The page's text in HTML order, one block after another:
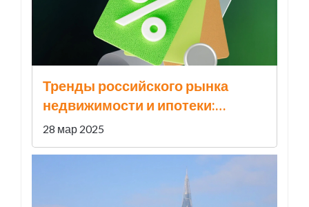
Тренды российского рынка
недвижимости и ипотеки:
февраль 2025 года
28 мар 2025